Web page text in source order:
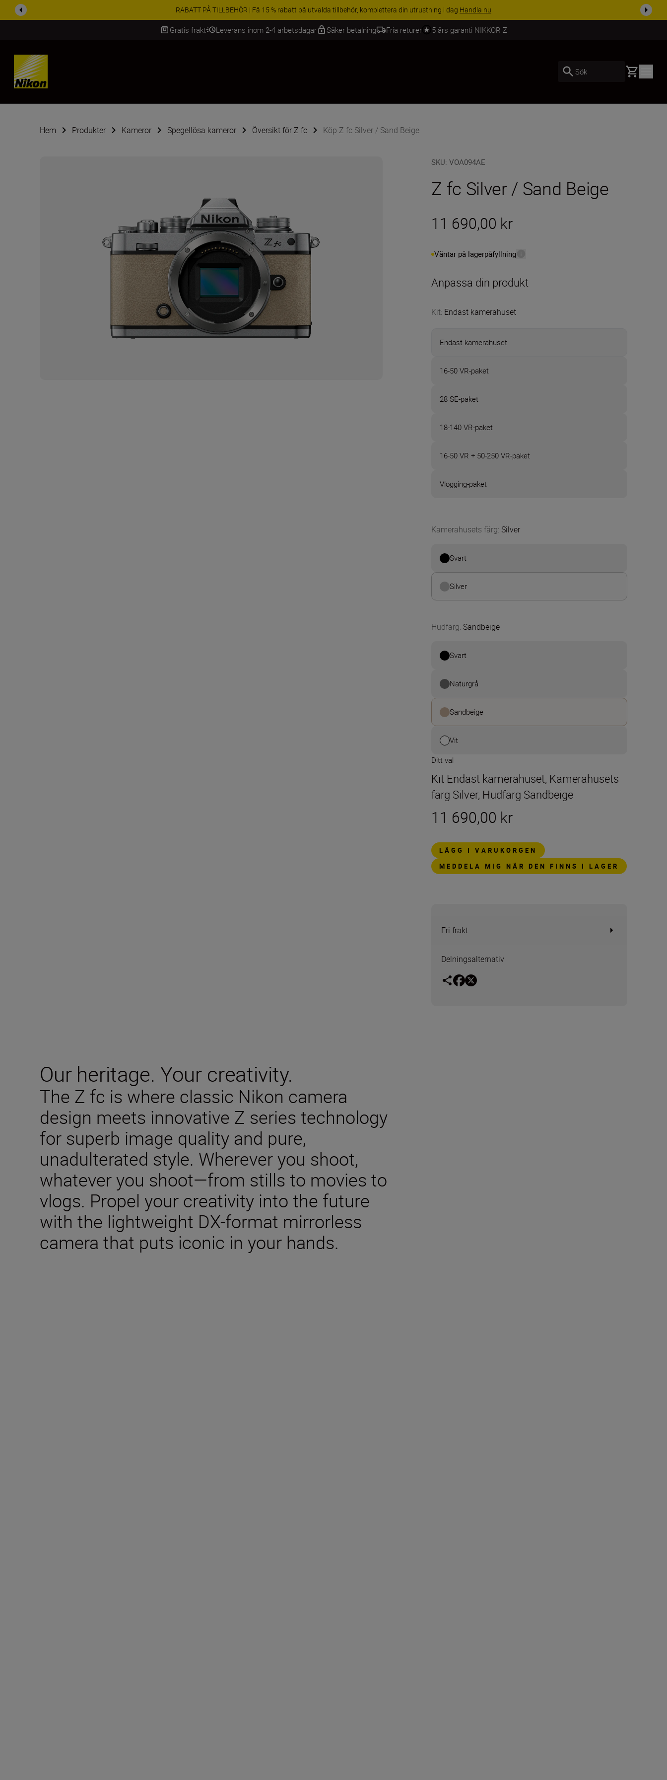
RABATT PÅ TILLBEHÖR | Få 15 % rabatt på utvalda tillbehör, komplettera din utrustning i dag Handla nu
Gratis frakt Leverans inom 2-4 arbetsdagar Säker betalning Fria returer 5 års garanti NIKKOR Z
SKIP
Sök Basket
Hem Produkter Kameror Spegellösa kameror Översikt för Z fc Köp Z fc Silver / Sand Beige
SKU:VOA094AE
Z fc Silver / Sand Beige
11 690,00 kr
Väntar på lagerpåfyllning
Anpassa din produkt
Kit: Endast kamerahuset
Endast kamerahuset
16-50 VR-paket
28 SE-paket
18-140 VR-paket
16-50 VR + 50-250 VR-paket
Vlogging-paket
Kamerahusets färg:Silver
Svart
Silver
Hudfärg:Sandbeige
Svart
Naturgrå
Sandbeige
Vit
Ditt val
Kit Endast kamerahuset, Kamerahusets
färg Silver, Hudfärg Sandbeige
11 690,00 kr
LÄGG I VARUKORGEN
MEDDELA MIG NÄR DEN FINNS I LAGER
Fri frakt
Delningsalternativ
Our heritage. Your creativity.
The Z fc is where classic Nikon camera
design meets innovative Z series technology
for superb image quality and pure,
unadulterated style. Wherever you shoot,
whatever you shoot—from stills to movies to
vlogs. Propel your creativity into the future
with the lightweight DX-format mirrorless
camera that puts iconic in your hands.